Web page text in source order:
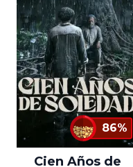
86%
Cien Años de